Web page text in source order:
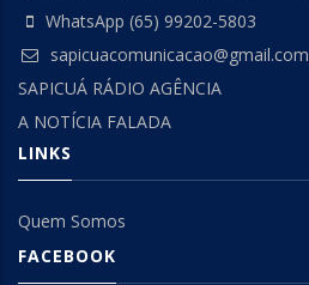
WhatsApp (65) 99202-5803
sapicuacomunicacao@gmail.com
SAPICUÁ RÁDIO AGÊNCIA
A NOTÍCIA FALADA
LINKS
Quem Somos
FACEBOOK